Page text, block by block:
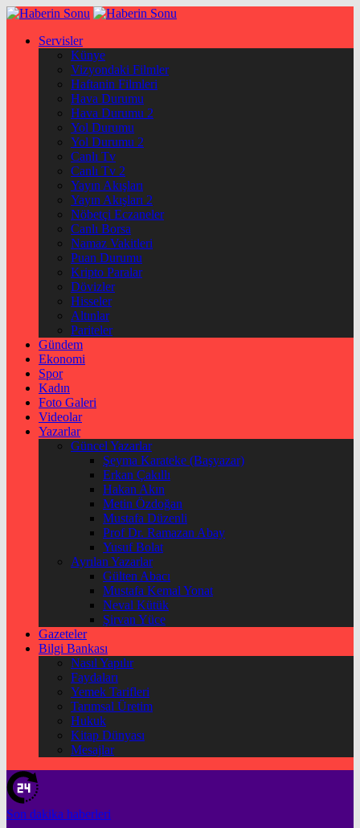
Servisler
Künye
Vizyondaki Filmler
Haftanin Filmleri
Hava Durumu
Hava Durumu 2
Yol Durumu
Yol Durumu 2
Canlı Tv
Canlı Tv 2
Yayın Akışları
Yayın Akışları 2
Nöbetçi Eczaneler
Canlı Borsa
Namaz Vakitleri
Puan Durumu
Kripto Paralar
Dövizler
Hisseler
Altınlar
Pariteler
Gündem
Ekonomi
Spor
Kadın
Foto Galeri
Videolar
Yazarlar
Güncel Yazarlar
Şeyma Karateke (Başyazar)
Erkan Çakıllı
Hakan Akın
Metin Özdoğan
Mustafa Düzenli
Prof Dr. Ramazan Abay
Yusuf Bolat
Ayrılan Yazarlar
Gülten Abacı
Mustafa Kemal Yonat
Neval Kütük
Şirvan Yüce
Gazeteler
Bilgi Bankası
Nasıl Yapılır
Faydaları
Yemek Tarifleri
Tarımsal Üretim
Hukuk
Kitap Dünyası
Mesajlar
Son dakika haberleri